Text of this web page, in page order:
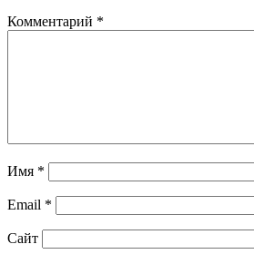
Комментарий *
Имя *
Email *
Сайт